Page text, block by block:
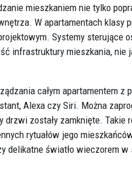
mieszkaniem nie tylko
W apartamentach klasy
Systemy sterujące
infrastruktury mieszkania, nie
całym apartamentem z
Alexa czy Siri. Można
zostały zamknięte. Takie
rytuałów jego
delikatne światło wieczorem